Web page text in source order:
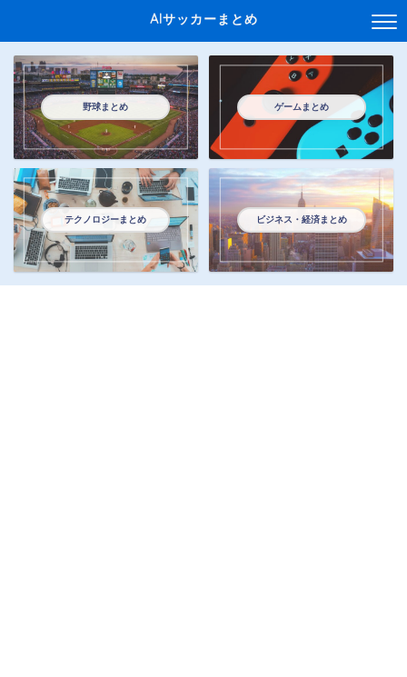
AIサッカーまとめ
野球まとめ ゲームまとめ
テクノロジーまとめ ビジネス・経済まとめ